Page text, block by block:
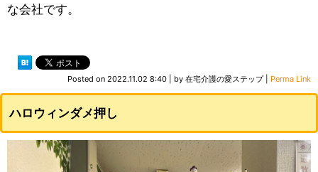
な会社です。
Posted on 2022.11.02 8:40 by 在宅介護の愛ステップ| Perma Link
ハロウィンダメ押し